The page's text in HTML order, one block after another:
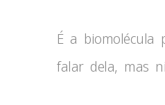
É a biomolécula
falar dela, mas